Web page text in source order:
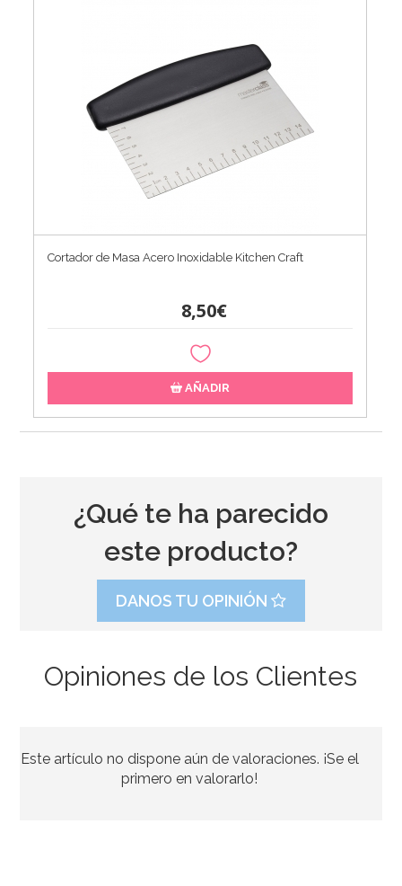
Cortador de Masa Acero Inoxidable Kitchen Craft
8,50€
AÑADIR
¿Qué te ha parecido
este producto?
DANOS TU OPINIÓN
Opiniones de los Clientes
Este artículo no dispone aún de valoraciones. ¡Se el
primero en valorarlo!